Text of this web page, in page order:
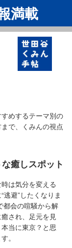
満載
めするテーマ別の
で、くみんの視点
癒しスポット
は気分を変える
避”したくなりま
都会の喧騒から解
され、足元を見
当に東京？と思
。